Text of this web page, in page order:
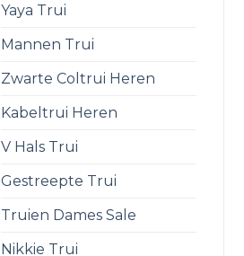
Yaya Trui
Mannen Trui
Zwarte Coltrui Heren
Kabeltrui Heren
V Hals Trui
Gestreepte Trui
Truien Dames Sale
Nikkie Trui